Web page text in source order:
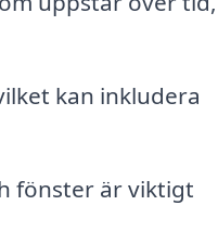
kan inkludera
fönster är viktigt